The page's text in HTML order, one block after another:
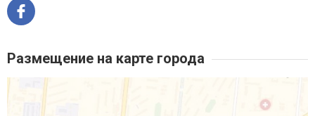
Размещение на карте города